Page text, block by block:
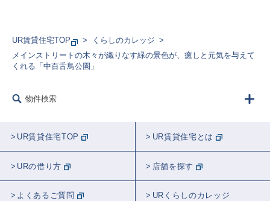
UR賃貸住宅TOP
くらしのカレッジ
メインストリートの木々が織りなす緑の景色が、癒しと元気を与えて
くれる「中百舌鳥公園」
物件検索
UR賃貸住宅TOP UR賃貸住宅とは
URの借り方 店舗を探す
よくあるご質問 URくらしのカレッジ